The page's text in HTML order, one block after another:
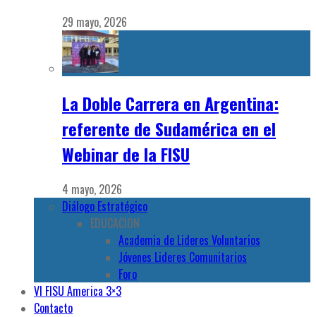
29 mayo, 2026
La Doble Carrera en Argentina:
referente de Sudamérica en el
Webinar de la FISU
4 mayo, 2026
Diálogo Estratégico
EDUCACION
Academia de Lideres Voluntarios
Jóvenes Lideres Comunitarios
Foro
VI FISU America 3×3
Contacto